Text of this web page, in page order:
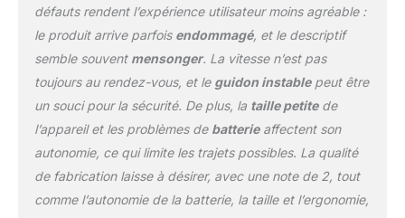
phares et de feux de
freinage arrière, ce qui
améliore votre sécurité la
nuit. Scooter électrique
rapide et pliable pour
adultes. Le scooter
électrique J03 est une
aux véhicules à essence
conventionnels. Sa
conception compacte et
défauts rendent l’expérience utilisateur moins agréable :
le produit arrive parfois endommagé, et le descriptif
semble souvent mensonger. La vitesse n’est pas
toujours au rendez-vous, et le guidon instablepeut être
un souci pour la sécurité. De plus, la taille petitede
l’appareil et les problèmes de batterieaffectent son
autonomie, ce qui limite les trajets possibles. La qualité
de fabrication laisse à désirer, avec une note de 2, tout
comme l’autonomie de la batterie, la taille et l’ergonomie,